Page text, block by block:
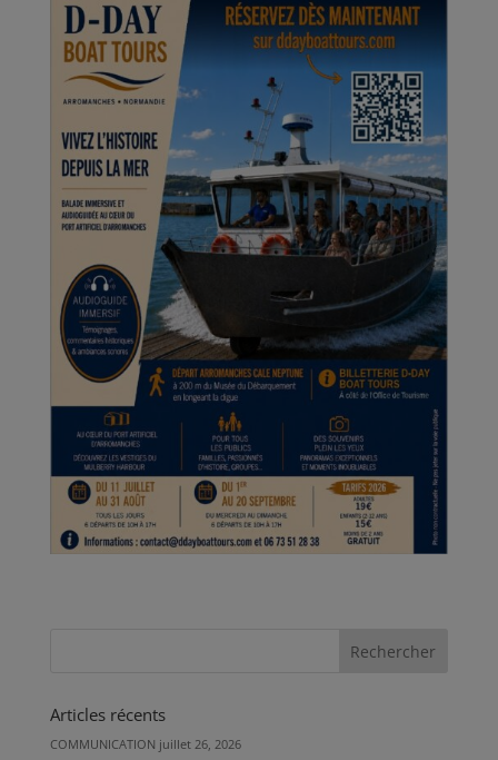
Articles récents
COMMUNICATION juillet 26, 2026